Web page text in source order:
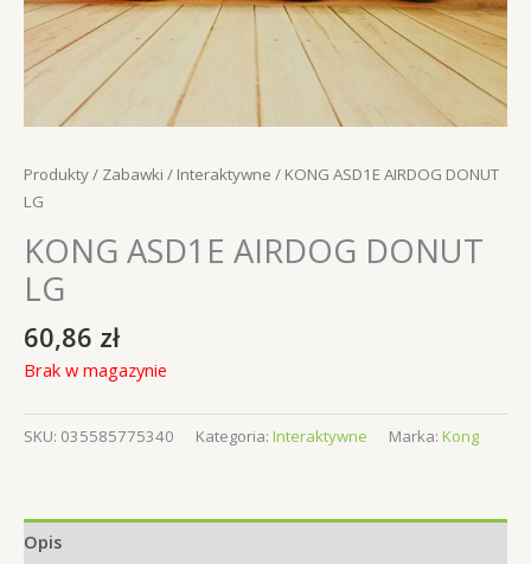
Produkty/ Zabawki / Interaktywne / KONG ASD1E AIRDOG DONUT
LG
KONG ASD1E AIRDOG DONUT
LG
60,86 zł
Brak w magazynie
SKU: 035585775340 Kategoria: Interaktywne Marka: Kong
Opis